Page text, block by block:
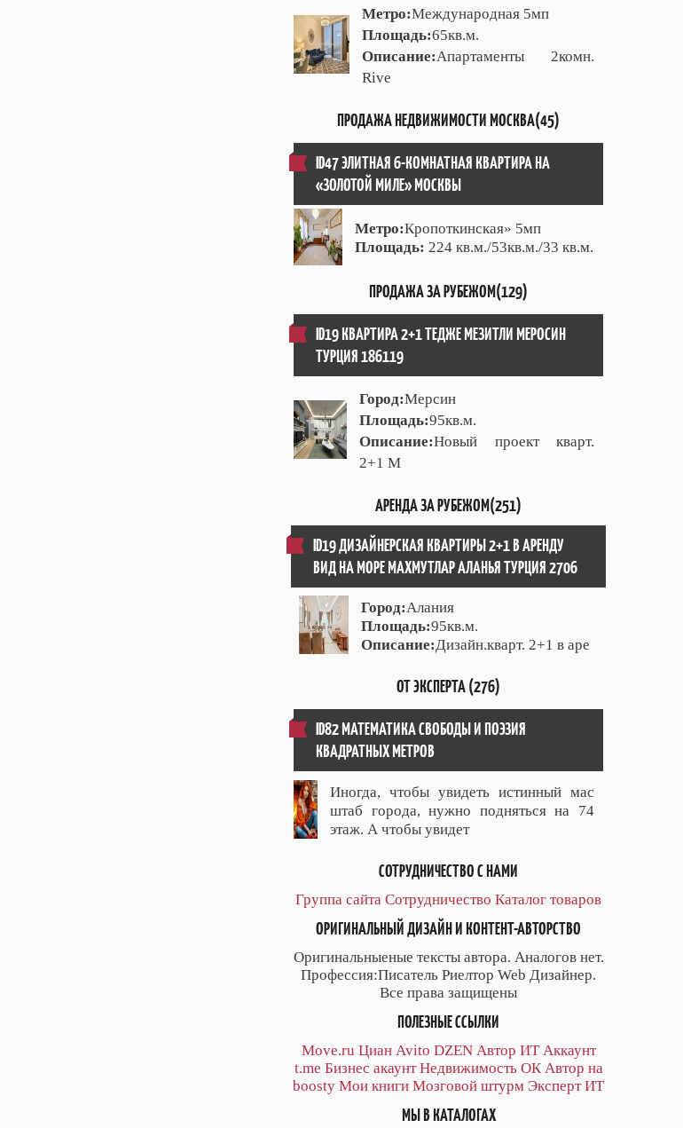
Метро:Международная 5мп
Площадь:65кв.м.
Описание:Апартаменты 2комн.
Rive
ПРОДАЖА НЕДВИЖИМОСТИ МОСКВА(45)
ID47 ЭЛИТНАЯ 6-КОМНАТНАЯ КВАРТИРА НА
«ЗОЛОТОЙ МИЛЕ» МОСКВЫ
Метро:Кропоткинская» 5мп
Площадь: 224 кв.м./53кв.м./33 кв.м.
ПРОДАЖА ЗА РУБЕЖОМ(129)
ID19 КВАРТИРА 2+1 ТЕДЖЕ МЕЗИТЛИ МЕРОСИН
ТУРЦИЯ 186119
Город:Мерсин
Площадь:95кв.м.
Описание:Новый проект кварт.
2+1 М
АРЕНДА ЗА РУБЕЖОМ(251)
ID19 ДИЗАЙНЕРСКАЯ КВАРТИРЫ 2+1 В АРЕНДУ
ВИД НА МОРЕ МАХМУТЛАР АЛАНЬЯ ТУРЦИЯ 2706
Город:Алания
Площадь:95кв.м.
Описание:Дизайн.кварт. 2+1 в аре
ОТ ЭКСПЕРТА (276)
ID82 МАТЕМАТИКА СВОБОДЫ И ПОЭЗИЯ
КВАДРАТНЫХ МЕТРОВ
Иногда, чтобы увидеть истинный мас
штаб города, нужно подняться на 74
этаж. А чтобы увидет
СОТРУДНИЧЕСТВО С НАМИ
Группа сайта Сотрудничество Каталог товаров
ОРИГИНАЛЬНЫЙ ДИЗАЙН И КОНТЕНТ-АВТОРСТВО
Оригинальныеные тексты автора. Аналогов нет.
Профессия:Писатель Риелтор Web Дизайнер.
Все права защищены
ПОЛЕЗНЫЕ ССЫЛКИ
Move.ru Циан Avito DZEN Автор ИТ Аккаунт
t.me Бизнес акаунт Недвижимость ОК Автор на
boosty Мои книги Мозговой штурм Эксперт ИТ
МЫ В КАТАЛОГАХ